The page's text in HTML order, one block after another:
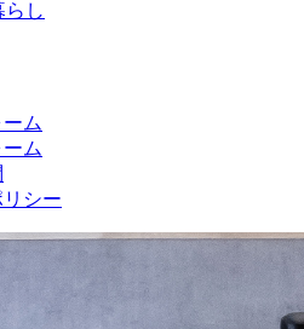
らし
ム
ム
シー